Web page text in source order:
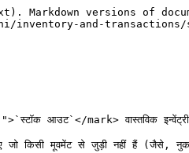
versions of
and-transactions/
mark> वास्तविक इन्वेंट्री
मूवमेंट से जुड़ी नहीं हैं (जैसे,